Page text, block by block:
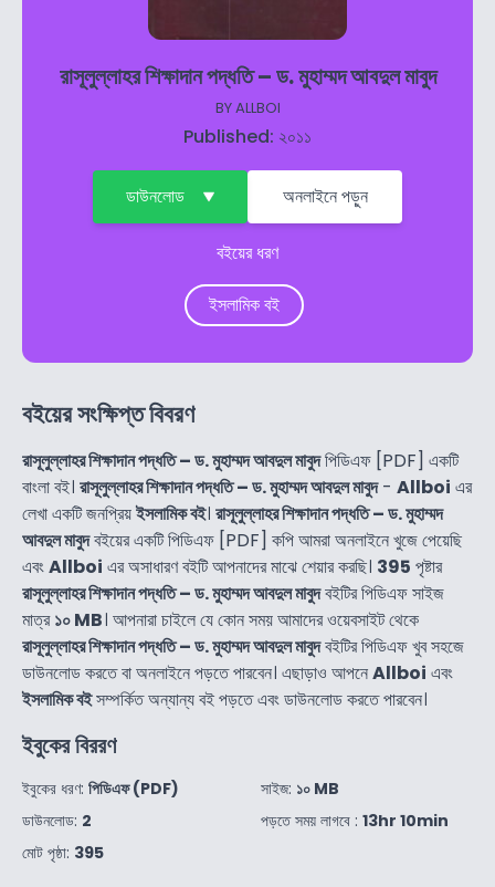
রাসূলুল্লাহর শিক্ষাদান পদ্ধতি – ড. মুহাম্মদ আবদুল মাবুদ
BYALLBOI
Published: ২০১১
ডাউনলোড অনলাইনে পড়ুন
বইয়ের ধরণ
ইসলামিক বই
বইয়ের সংক্ষিপ্ত বিবরণ
রাসূলুল্লাহর শিক্ষাদান পদ্ধতি – ড. মুহাম্মদ আবদুল মাবুদপিডিএফ [PDF] একটি
বাংলা বই। রাসূলুল্লাহর শিক্ষাদান পদ্ধতি – ড. মুহাম্মদ আবদুল মাবুদ- Allboi এর
লেখা একটি জনপ্রিয়ইসলামিক বই। রাসূলুল্লাহর শিক্ষাদান পদ্ধতি – ড. মুহাম্মদ
আবদুল মাবুদবইয়ের একটি পিডিএফ [PDF] কপি আমরা অনলাইনে খুজে পেয়েছি
এবংAllboi এর অসাধারণ বইটি আপনাদের মাঝে শেয়ার করছি। 395 পৃষ্টার
রাসূলুল্লাহর শিক্ষাদান পদ্ধতি – ড. মুহাম্মদ আবদুল মাবুদবইটির পিডিএফ সাইজ
মাত্র১০ MB। আপনারা চাইলে যে কোন সময় আমাদের ওয়েবসাইট থেকে
রাসূলুল্লাহর শিক্ষাদান পদ্ধতি – ড. মুহাম্মদ আবদুল মাবুদবইটির পিডিএফ খুব সহজে
ডাউনলোড করতে বা অনলাইনে পড়তে পারবেন। এছাড়াও আপনেAllboi এবং
ইসলামিক বইসম্পর্কিত অন্যান্য বই পড়তে এবং ডাউনলোড করতে পারবেন।
ইবুকের বিররণ
ইবুকের ধরণ: পিডিএফ (PDF)
ডাউনলোড: 2
মোট পৃষ্ঠা: 395
সাইজ: ১০ MB
পড়তে সময় লাগবে : 13hr 10min